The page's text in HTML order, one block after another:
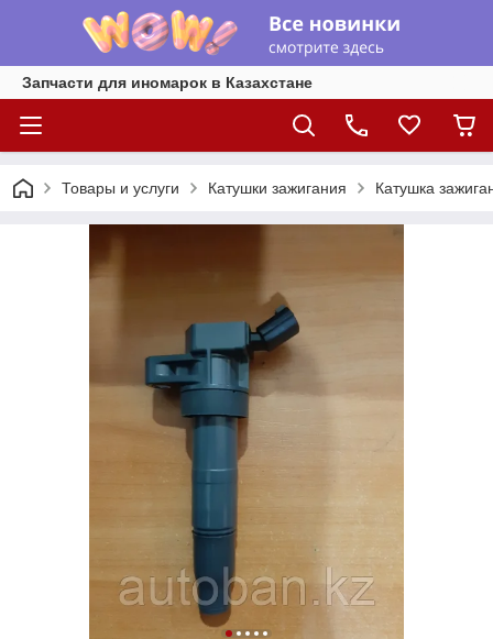
Запчасти для иномарок в Казахстане
Товары и услуги Катушки зажигания Катушка